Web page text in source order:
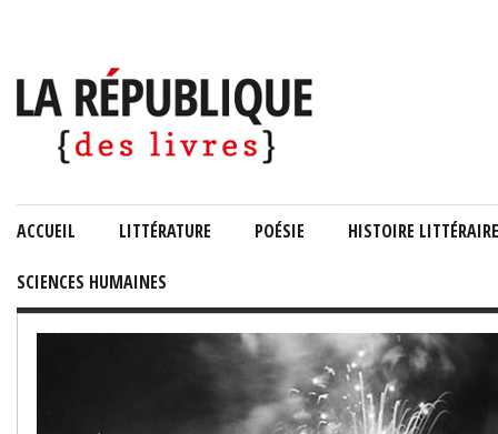
ACCUEIL LITTÉRATURE POÉSIE HISTOIRE LITTÉRAIRE
SCIENCES HUMAINES